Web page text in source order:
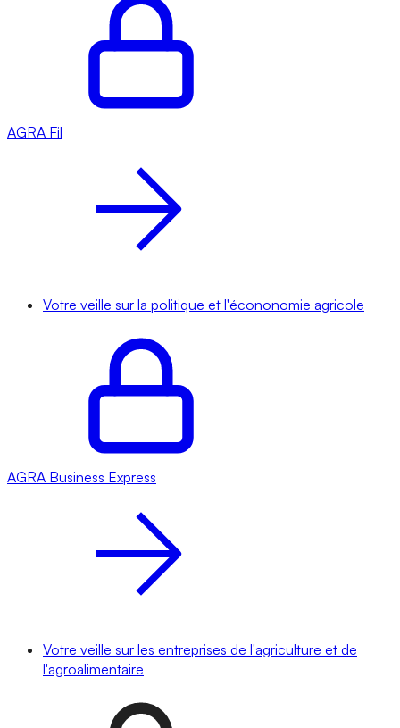
AGRA Fil
Votre veille sur la politique et l'écononomie agricole
AGRA Business Express
Votre veille sur les entreprises de l'agriculture et de
l'agroalimentaire